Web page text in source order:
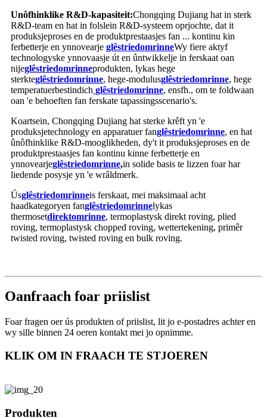
Unôfhinklike R&D-kapasiteit:Chongqing Dujiang hat in sterk
R&D-team en hat in folslein R&D-systeem oprjochte, dat it
produksjeproses en de produktprestaasjes fan ... kontinu kin
ferbetterje en ynnovearje glêstriedomrinneWy fiere aktyf
technologyske ynnovaasje út en ûntwikkelje in ferskaat oan
nijeglêstriedomrinneprodukten, lykas hege
sterkteglêstriedomrinne, hege-modulusglêstriedomrinne, hege
temperatuerbestindich glêstriedomrinne, ensfh., om te foldwaan
oan 'e behoeften fan ferskate tapassingsscenario's.
Koartsein, Chongqing Dujiang hat sterke krêft yn 'e
produksjetechnology en apparatuer fanglêstriedomrinne, en hat
ûnôfhinklike R&D-mooglikheden, dy't it produksjeproses en de
produktprestaasjes fan kontinu kinne ferbetterje en
ynnovearjeglêstriedomrinne,in solide basis te lizzen foar har
liedende posysje yn 'e wrâldmerk.
Úsglêstriedomrinneis ferskaat, mei maksimaal acht
haadkategoryen fanglêstriedomrinnelykas
thermosetdirektomrinne, termoplastysk direkt roving, plied
roving, termoplastysk chopped roving, wettertekening, primêr
twisted roving, twisted roving en bulk roving.
Oanfraach foar priislist
Foar fragen oer ús produkten of priislist, lit jo e-postadres achter en
wy sille binnen 24 oeren kontakt mei jo opnimme.
KLIK OM IN FRAACH TE STJOEREN
Produkten